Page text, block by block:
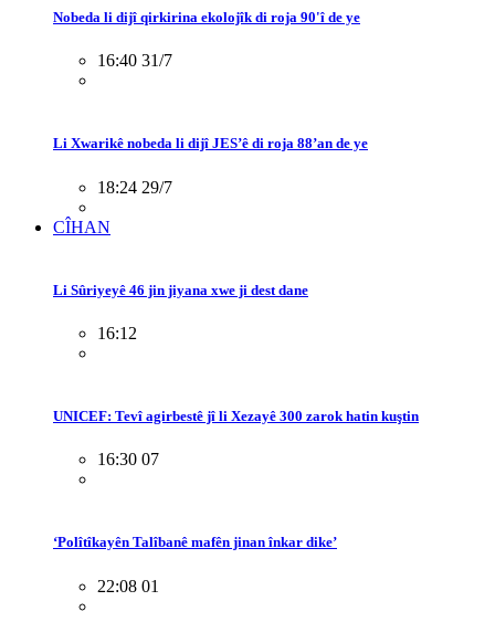
Nobeda li dijî qirkirina ekolojîk di roja 90'î de ye
16:40 31/7
Li Xwarikê nobeda li dijî JES’ê di roja 88’an de ye
18:24 29/7
CÎHAN
Li Sûriyeyê 46 jin jiyana xwe ji dest dane
16:12
UNICEF: Tevî agirbestê jî li Xezayê 300 zarok hatin kuştin
16:30 07
‘Polîtîkayên Talîbanê mafên jinan înkar dike’
22:08 01